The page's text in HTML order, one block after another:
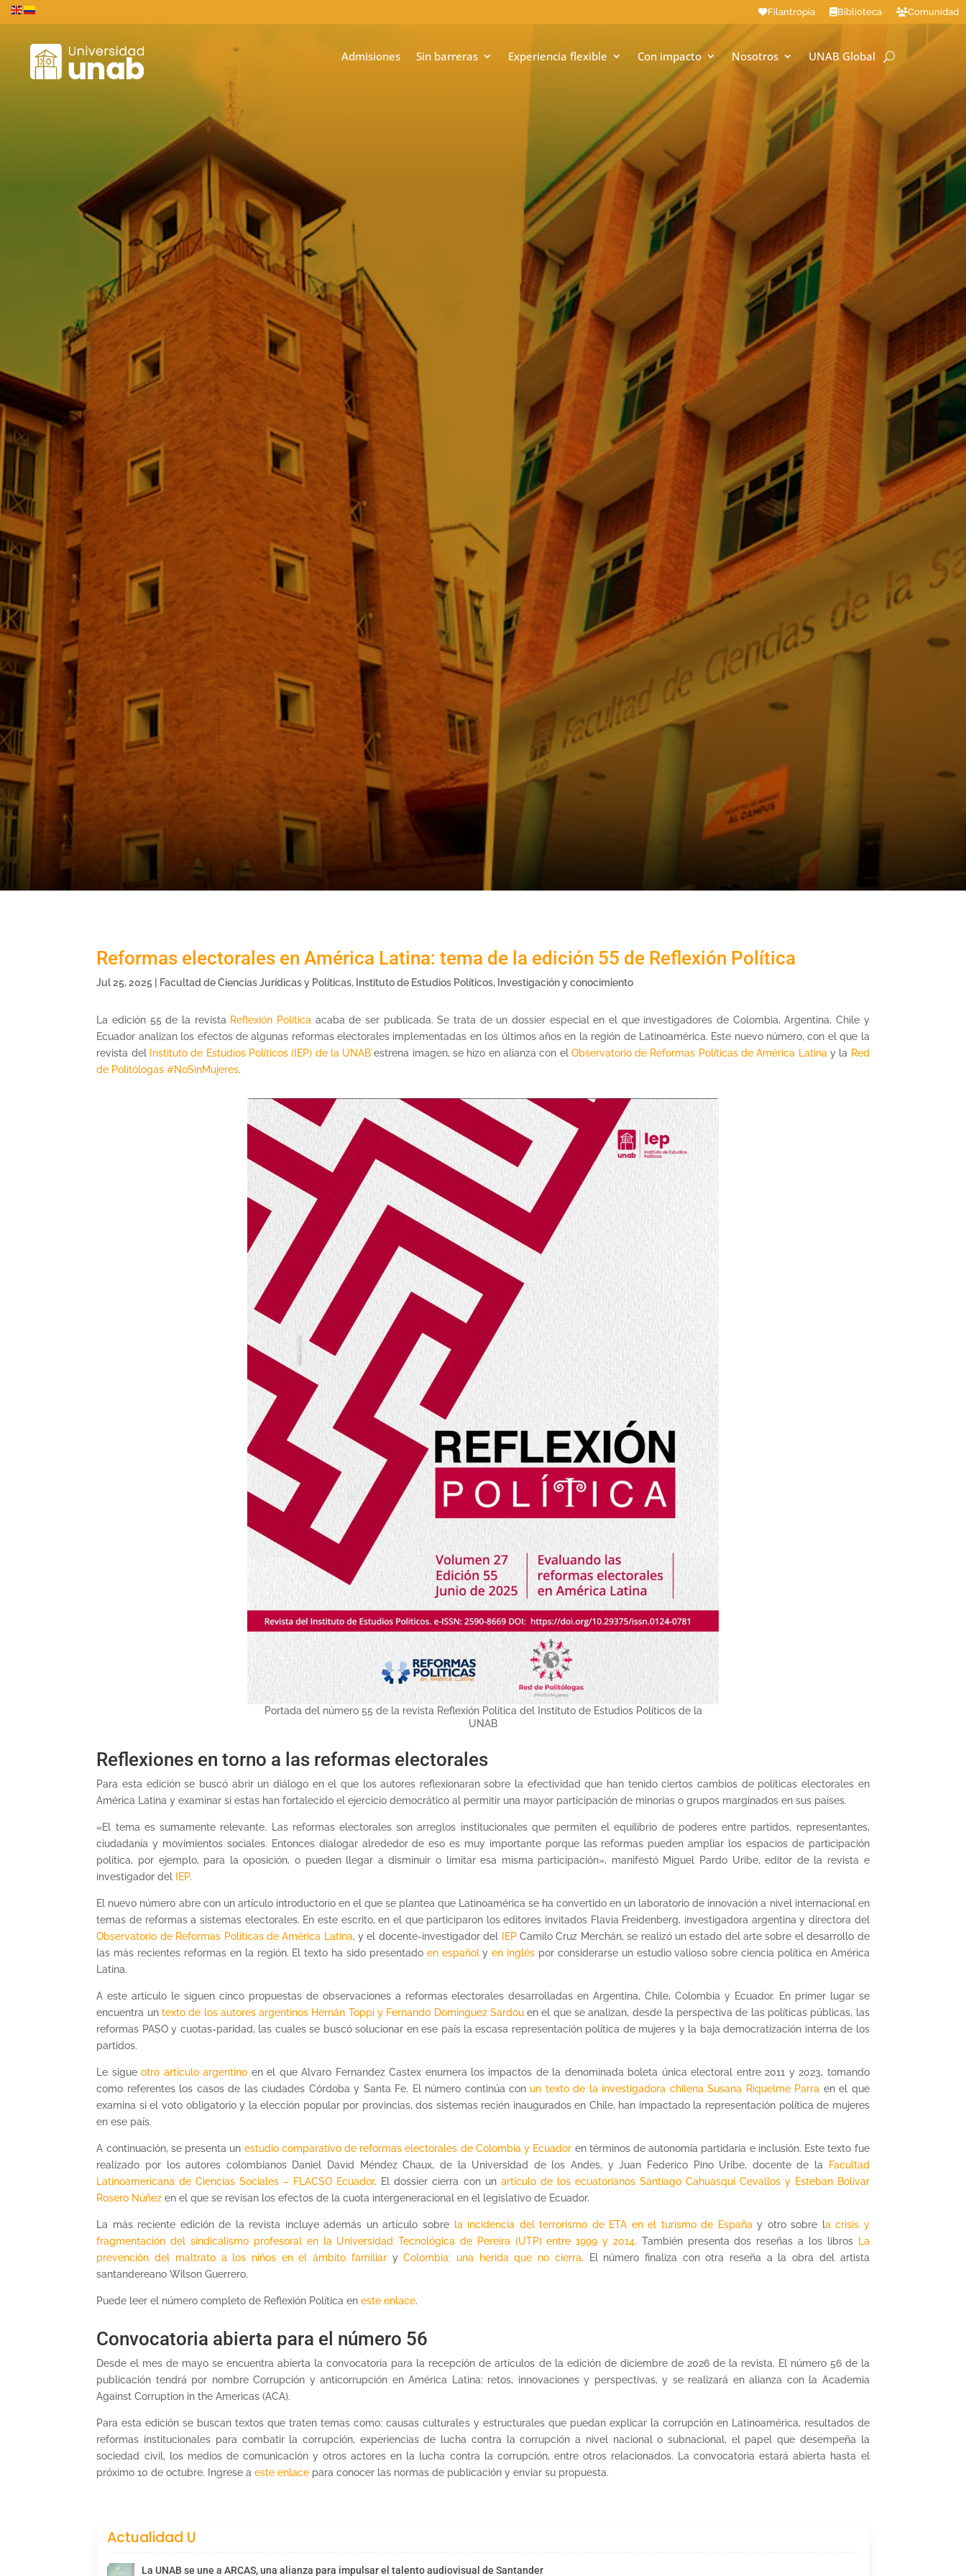
Filantropía Biblioteca Comunidad
Admisiones Sin barreras Experiencia flexible Con impacto Nosotros UNAB Global
Reformas electorales en América Latina: tema de la edición 55 de Reflexión Política
Jul 25, 2025 Facultad de Ciencias Jurídicas y Políticas, Instituto de Estudios Políticos, Investigación y conocimiento
La edición 55 de la revista Reflexión Política acaba de ser publicada. Se trata de un dossier especial en el que investigadores de Colombia, Argentina, Chile y
Ecuador analizan los efectos de algunas reformas electorales implementadas en los últimos años en la región de Latinoamérica. Este nuevo número, con el que la
revista del Instituto de Estudios Políticos (IEP) de la UNAB estrena imagen, se hizo en alianza con el Observatorio de Reformas Políticas de América Latinay la Red
de Politólogas #NoSinMujeres.
Portada del número 55 de la revista Reflexión Política del Instituto de Estudios Políticos de la
UNAB
Reflexiones en torno a las reformas electorales
Para esta edición se buscó abrir un diálogo en el que los autores reflexionaran sobre la efectividad que han tenido ciertos cambios de políticas electorales en
América Latina y examinar si estas han fortalecido el ejercicio democrático al permitir una mayor participación de minorías o grupos marginados en sus países.
«El tema es sumamente relevante. Las reformas electorales son arreglos institucionales que permiten el equilibrio de poderes entre partidos, representantes,
ciudadanía y movimientos sociales. Entonces dialogar alrededor de eso es muy importante porque las reformas pueden ampliar los espacios de participación
política, por ejemplo, para la oposición, o pueden llegar a disminuir o limitar esa misma participación», manifestó Miguel Pardo Uribe, editor de la revista e
investigador del
IEP.
El nuevo número abre con un artículo introductorio en el que se plantea que Latinoamérica se ha convertido en un laboratorio de innovación a nivel internacional en
temas de reformas a sistemas electorales. En este escrito, en el que participaron los editores invitados Flavia Freidenberg, investigadora argentina y directora del
Observatorio de Reformas Políticas de América Latina, y el docente-investigador del IEPCamilo Cruz Merchán, se realizó un estado del arte sobre el desarrollo de
las más recientes reformas en la región. El texto ha sido presentado en españolyen inglés por considerarse un estudio valioso sobre ciencia política en América
Latina.
A este artículo le siguen cinco propuestas de observaciones a reformas electorales desarrolladas en Argentina, Chile, Colombia y Ecuador. En primer lugar se
encuentra un texto de los autores argentinos Hernán Toppi y Fernando Domínguez Sardouen el que se analizan, desde la perspectiva de las políticas públicas, las
reformas PASO y cuotas-paridad, las cuales se buscó solucionar en ese país la escasa representación política de mujeres y la baja democratización interna de los
partidos.
Le sigueotro artículo argentino en el que Alvaro Fernandez Castex enumera los impactos de la denominada boleta única electoral entre 2011 y 2023, tomando
como referentes los casos de las ciudades Córdoba y Santa Fe. El número continúa con un texto de la investigadora chilena Susana Riquelme Parra en el que
examina si el voto obligatorio y la elección popular por provincias, dos sistemas recién inaugurados en Chile, han impactado la representación política de mujeres
en ese país.
A continuación, se presenta un estudio comparativo de reformas electorales de Colombia y Ecuador en términos de autonomía partidaria e inclusión. Este texto fue
realizado por los autores colombianos Daniel David Méndez Chaux, de la Universidad de los Andes, y Juan Federico Pino Uribe, docente de la
Facultad
Latinoamericana de Ciencias Sociales – FLACSO Ecuador. El dossier cierra con un artículo de los ecuatorianos Santiago Cahuasquí Cevallos y Esteban Bolívar
Rosero Núñez en el que se revisan los efectos de la cuota intergeneracional en el legislativo de Ecuador.
La más reciente edición de la revista incluye además un artículo sobre la incidencia del terrorismo de ETA en el turismo de Españay otro sobre la crisis y
fragmentación del sindicalismo profesoral en la Universidad Tecnológica de Pereira (UTP) entre 1999 y 2014. También presenta dos reseñas a los libros La
prevención del maltrato a los niños en el ámbito familiaryColombia: una herida que no cierra. El número finaliza con otra reseña a la obra del artista
santandereano Wilson Guerrero.
Puede leer el número completo de Reflexión Política eneste enlace.
Convocatoria abierta para el número 56
Desde el mes de mayo se encuentra abierta la convocatoria para la recepción de artículos de la edición de diciembre de 2026 de la revista. El número 56 de la
publicación tendrá por nombre Corrupción y anticorrupción en América Latina: retos, innovaciones y perspectivas, y se realizará en alianza con la Academia
Against Corruption in the Americas (ACA).
Para esta edición se buscan textos que traten temas como: causas culturales y estructurales que puedan explicar la corrupción en Latinoamérica, resultados de
reformas institucionales para combatir la corrupción, experiencias de lucha contra la corrupción a nivel nacional o subnacional, el papel que desempeña la
sociedad civil, los medios de comunicación y otros actores en la lucha contra la corrupción, entre otros relacionados. La convocatoria estará abierta hasta el
próximo 10 de octubre. Ingrese aeste enlace para conocer las normas de publicación y enviar su propuesta.
Actualidad U
La UNAB se une a ARCAS, una alianza para impulsar el talento audiovisual de Santander